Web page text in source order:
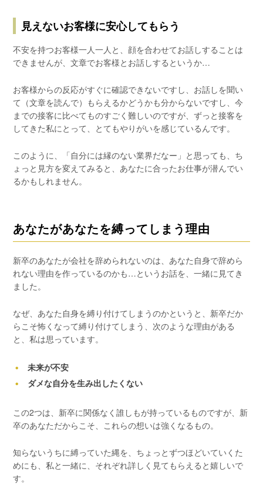
見えないお客様に安心してもらう
不安を持つお客様一人一人と、顔を合わせてお話しすることは
できませんが、文章でお客様とお話しするというか…
お客様からの反応がすぐに確認できないですし、お話しを聞い
て（文章を読んで）もらえるかどうかも分からないですし、今
までの接客に比べてものすごく難しいのですが、ずっと接客を
してきた私にとって、とてもやりがいを感じているんです。
このように、「自分には縁のない業界だなー」と思っても、ち
ょっと見方を変えてみると、あなたに合ったお仕事が潜んでい
るかもしれません。
あなたがあなたを縛ってしまう理由
新卒のあなたが会社を辞められないのは、あなた自身で辞めら
れない理由を作っているのかも…というお話を、一緒に見てき
ました。
なぜ、あなた自身を縛り付けてしまうのかというと、新卒だか
らこそ怖くなって縛り付けてしまう、次のような理由がある
と、私は思っています。
未来が不安
ダメな自分を生み出したくない
この2つは、新卒に関係なく誰しもが持っているものですが、新
卒のあなただからこそ、これらの想いは強くなるもの。
知らないうちに縛っていた縄を、ちょっとずつほどいていくた
めにも、私と一緒に、それぞれ詳しく見てもらえると嬉しいで
す。